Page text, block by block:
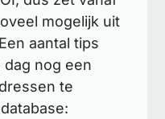
mogelijk uit
aantal tips
dag nog een
te